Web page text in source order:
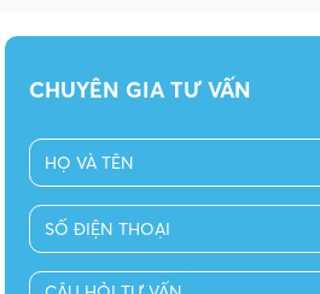
CHUYÊN GIA TƯ VẤN